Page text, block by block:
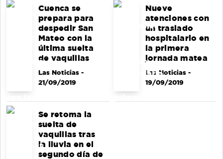
Cuenca se
prepara para
despedir San
Mateo con la
última suelta
de vaquillas
Las Noticias-
21/09/2019
Nueve
atenciones con
un traslado
hospitalario en
la primera
jornada matea
Las Noticias-
19/09/2019
Se retoma la
suelta de
vaquillas tras
la lluvia en el
segundo día de